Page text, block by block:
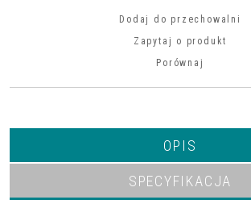
Dodaj do przechowalni
Zapytaj o produkt
Porównaj
OPIS
SPECYFIKACJA